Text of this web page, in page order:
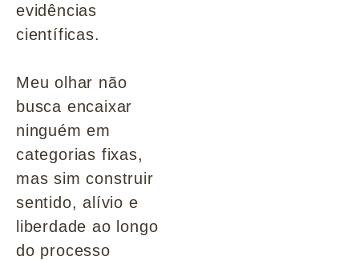
evidências
científicas.
Meu olhar não
busca encaixar
ninguém em
categorias fixas,
mas sim construir
sentido, alívio e
liberdade ao longo
do processo